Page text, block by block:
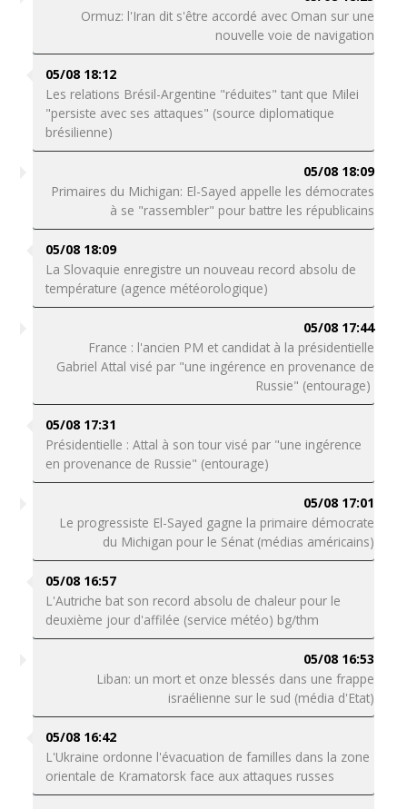
Ormuz: l'Iran dit s'être accordé avec Oman sur une
nouvelle voie de navigation
05/08 18:12
Les relations Brésil-Argentine "réduites" tant que Milei
"persiste avec ses attaques" (source diplomatique
brésilienne)
05/08 18:09
Primaires du Michigan: El-Sayed appelle les démocrates
à se "rassembler" pour battre les républicains
05/08 18:09
La Slovaquie enregistre un nouveau record absolu de
température (agence météorologique)
05/08 17:44
France : l'ancien PM et candidat à la présidentielle
Gabriel Attal visé par "une ingérence en provenance de
Russie" (entourage)
05/08 17:31
Présidentielle : Attal à son tour visé par "une ingérence
en provenance de Russie" (entourage)
05/08 17:01
Le progressiste El-Sayed gagne la primaire démocrate
du Michigan pour le Sénat (médias américains)
05/08 16:57
L'Autriche bat son record absolu de chaleur pour le
deuxième jour d'affilée (service météo) bg/thm
05/08 16:53
Liban: un mort et onze blessés dans une frappe
israélienne sur le sud (média d'Etat)
05/08 16:42
L'Ukraine ordonne l'évacuation de familles dans la zone
orientale de Kramatorsk face aux attaques russes